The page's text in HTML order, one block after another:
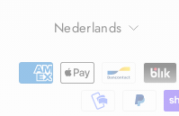
TAAL
Nederlands